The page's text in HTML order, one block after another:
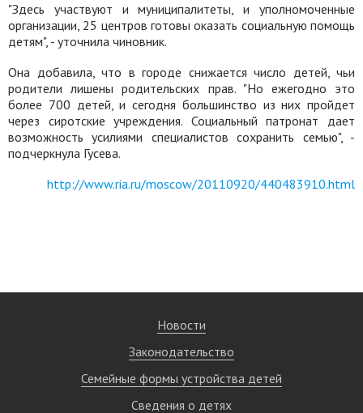
"Здесь участвуют и муниципалитеты, и уполномоченные
организации, 25 центров готовы оказать социальную помощь
детям", - уточнила чиновник.
Она добавила, что в городе снижается число детей, чьи
родители лишены родительских прав. "Но ежегодно это
более 700 детей, и сегодня большинство из них пройдет
через сиротские учреждения. Социальный патронат дает
возможность усилиями специалистов сохранить семью", -
подчеркнула Гусева.
http://www.ria.ru/moscow/20110920/440483910.html
Новости
Законодательство
Семейные формы устройства детей
Сведения о детях